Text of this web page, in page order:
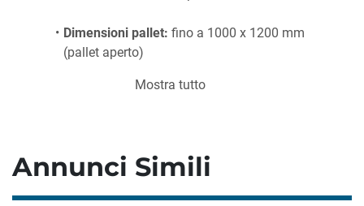
Dimensioni pallet: fino a 1000 x 1200 mm
(pallet aperto)
Peso (senza batteria di trazione):
Mostra tutto
Annunci Simili